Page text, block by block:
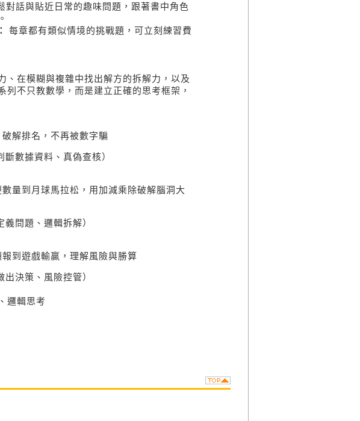
對話與貼近日常的趣味問題，跟著書中角色
每章都有類似情境的挑戰題，可立刻練習費
、在模糊與複雜中找出解方的拆解力，以及
列不只教數學，而是建立正確的思考框架，
解排名，不再被數字騙
斷數據資料、真偽查核）
量到月球馬拉松，用加減乘除破解腦洞大
義問題、邏輯拆解）
到遊戲輸贏，理解風險與勝算
出決策、風險控管）
邏輯思考